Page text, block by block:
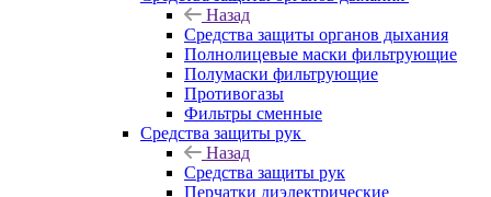
Назад
Средства защиты органов дыхания
Полнолицевые маски фильтрующие
Полумаски фильтрующие
Противогазы
Фильтры сменные
Средства защиты рук
Назад
Средства защиты рук
Перчатки диэлектрические